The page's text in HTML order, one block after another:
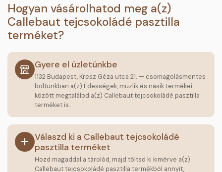
Hogyan vásárolhatod meg a(z)
Callebaut tejcsokoládé pasztilla
terméket?
Gyere el üzletünkbe
1132 Budapest, Kresz Géza utca 21. — csomagolásmentes
boltunkban a(z) Édességek, müzlik és nasik termékei
között megtalálod a(z) Callebaut tejcsokoládé pasztilla
terméket is.
Válaszd ki a Callebaut tejcsokoládé
pasztilla terméket
Hozd magaddal a tárolód, majd töltsd ki kimérve a(z)
Callebaut tejcsokoládé pasztilla termékből annyit,